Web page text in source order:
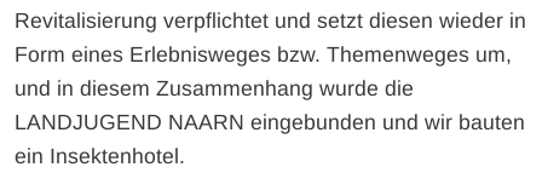
Revitalisierung verpflichtet und setzt diesen wieder in
Form eines Erlebnisweges bzw. Themenweges um,
und in diesem Zusammenhang wurde die
LANDJUGEND NAARN eingebunden und wir bauten
ein Insektenhotel.